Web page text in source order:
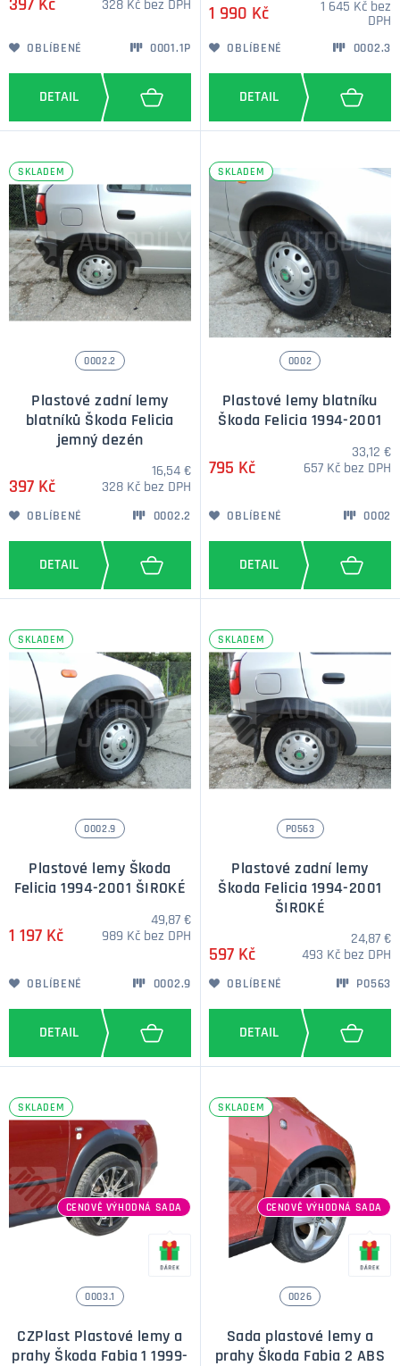
397 Kč 328 Kč bez DPH
OBLÍBENÉ 0001.1P
1 990 Kč
1 645 Kč bez
DPH
OBLÍBENÉ 0002.3
SKLADEM
0002.2
Plastové zadní lemy
blatníků Škoda Felicia
jemný dezén
397 Kč
16,54 €
328 Kč bez DPH
OBLÍBENÉ 0002.2
SKLADEM
0002
Plastové lemy blatníku
Škoda Felicia 1994-2001
795 Kč
33,12 €
657 Kč bez DPH
OBLÍBENÉ 0002
SKLADEM
0002.9
Plastové lemy Škoda
Felicia 1994-2001 ŠIROKÉ
1 197 Kč
49,87 €
989 Kč bez DPH
OBLÍBENÉ 0002.9
SKLADEM
P0563
Plastové zadní lemy
Škoda Felicia 1994-2001
ŠIROKÉ
597 Kč
24,87 €
493 Kč bez DPH
OBLÍBENÉ P0563
SKLADEM
CENOVĚ VÝHODNÁ SADA
0003.1
CZPlast Plastové lemy a
prahy Škoda Fabia 1 1999-
SKLADEM
CENOVĚ VÝHODNÁ SADA
0026
Sada plastové lemy a
prahy Škoda Fabia 2 ABS